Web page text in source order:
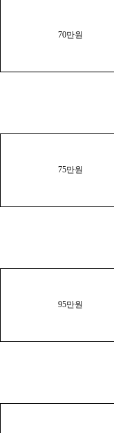
70만원
75만원
95만원